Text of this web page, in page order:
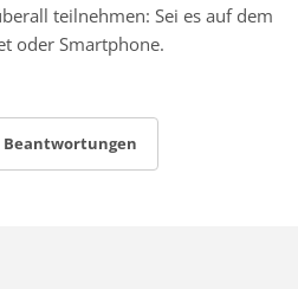
teilnehmen: Sei es auf dem
oder Smartphone.
Beantwortungen